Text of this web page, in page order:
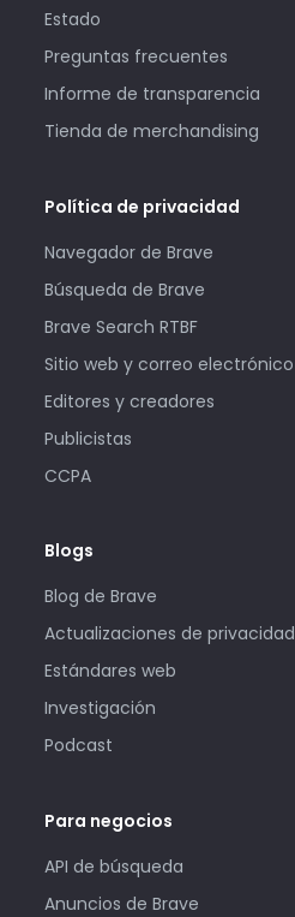
Estado
Preguntas frecuentes
Informe de transparencia
Tienda de merchandising
Política de privacidad
Navegador de Brave
Búsqueda de Brave
Brave Search RTBF
Sitio web y correo electrónico
Editores y creadores
Publicistas
CCPA
Blogs
Blog de Brave
Actualizaciones de privacidad
Estándares web
Investigación
Podcast
Para negocios
API de búsqueda
Anuncios de Brave